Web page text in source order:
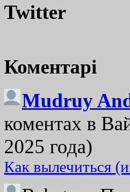
Twitter
Коментарі
Mudruy
коментах в
2025 года)
Как вылечиться